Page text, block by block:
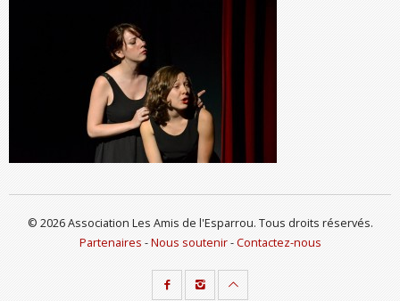
© 2026 Association Les Amis de l'Esparrou. Tous droits réservés.
Partenaires -Nous soutenir-Contactez-nous